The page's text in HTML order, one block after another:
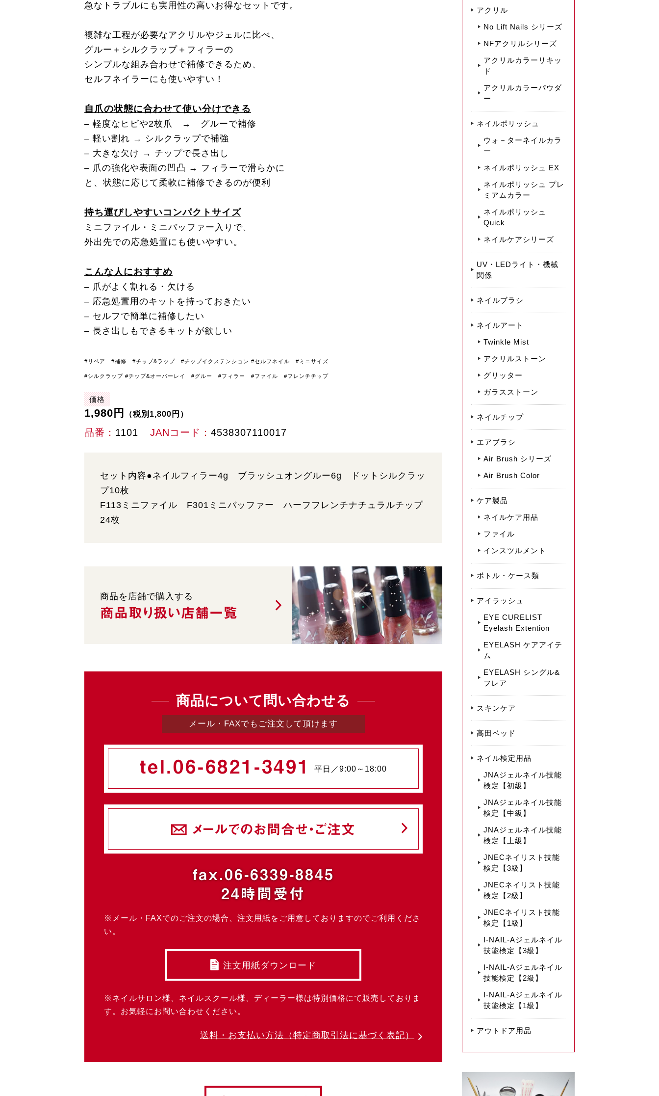
急なトラブルにも実用性の高いお得なセットです。
複雑な工程が必要なアクリルやジェルに比べ、
グルー＋シルクラップ＋フィラーの
シンプルな組み合わせで補修できるため、
セルフネイラーにも使いやすい！
自爪の状態に合わせて使い分けできる
– 軽度なヒビや2枚爪 → グルーで補修
– 軽い割れ → シルクラップで補強
– 大きな欠け → チップで長さ出し
– 爪の強化や表面の凹凸 → フィラーで滑らかに
と、状態に応じて柔軟に補修できるのが便利
持ち運びしやすいコンパクトサイズ
ミニファイル・ミニバッファー入りで、
外出先での応急処置にも使いやすい。
こんな人におすすめ
– 爪がよく割れる・欠ける
– 応急処置用のキットを持っておきたい
– セルフで簡単に補修したい
– 長さ出しもできるキットが欲しい
#リペア #補修 #チップ&ラップ #チップイクステンション #セルフネイル #ミニサイズ
#シルクラップ #チップ&オーバーレイ #グルー #フィラー #ファイル #フレンチチップ
価格
1,980円 （税別1,800円）
品番 1101 JANコード 4538307110017
セット内容●ネイルフィラー4g ブラッシュオングルー6g ドットシルクラッ
プ10枚
F113ミニファイル F301ミニバッファー ハーフフレンチナチュラルチップ
24枚
商品を店舗で購入する
商品取り扱い店舗一覧
商品について問い合わせる
メール・FAXでもご注文して頂けます
tel.06-6821-3491 平日／9:00～18:00
メールでのお問合せ・ご注文
fax.06-6339-8845
24時間受付
※メール・FAXでのご注文の場合、注文用紙をご用意しておりますのでご利用くださ
い。
注文用紙ダウンロード
※ネイルサロン様、ネイルスクール様、ディーラー様は特別価格にて販売しておりま
す。お気軽にお問い合わせください。
送料・お支払い方法 （特定商取引法に基づく表記）
アクリル
No Lift Nails シリーズ
NFアクリルシリーズ
アクリルカラーリキッ
ド
アクリルカラーパウダ
ー
ネイルポリッシュ
ウォ－ターネイルカラ
ー
ネイルポリッシュ EX
ネイルポリッシュ プレ
ミアムカラー
ネイルポリッシュ
Quick
ネイルケアシリーズ
UV・LEDライト・機械
関係
ネイルブラシ
ネイルアート
Twinkle Mist
アクリルストーン
グリッター
ガラスストーン
ネイルチップ
エアブラシ
Air Brush シリーズ
Air Brush Color
ケア製品
ネイルケア用品
ファイル
インスツルメント
ボトル・ケース類
アイラッシュ
EYE CURELIST
Eyelash Extention
EYELASH ケアアイテ
ム
EYELASH シングル&
フレア
スキンケア
高田ベッド
ネイル検定用品
JNAジェルネイル技能
検定【初級】
JNAジェルネイル技能
検定【中級】
JNAジェルネイル技能
検定【上級】
JNECネイリスト技能
検定【3級】
JNECネイリスト技能
検定【2級】
JNECネイリスト技能
検定【1級】
I-NAIL-Aジェルネイル
技能検定【3級】
I-NAIL-Aジェルネイル
技能検定【2級】
I-NAIL-Aジェルネイル
技能検定【1級】
アウトドア用品